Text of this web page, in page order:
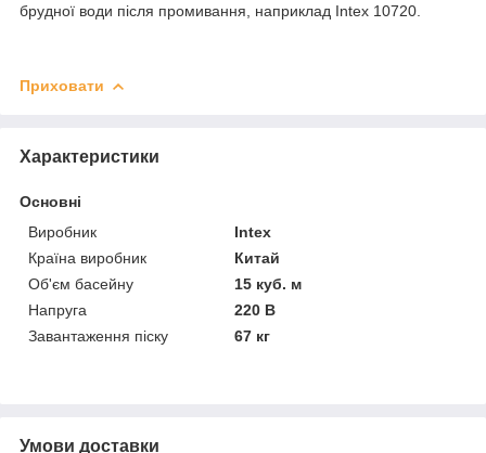
брудної води після промивання, наприклад Intex 10720.
Приховати
Характеристики
Основні
Виробник
Intex
Країна виробник
Китай
Об'єм басейну
15 куб. м
Напруга
220 В
Завантаження піску
67 кг
Умови доставки